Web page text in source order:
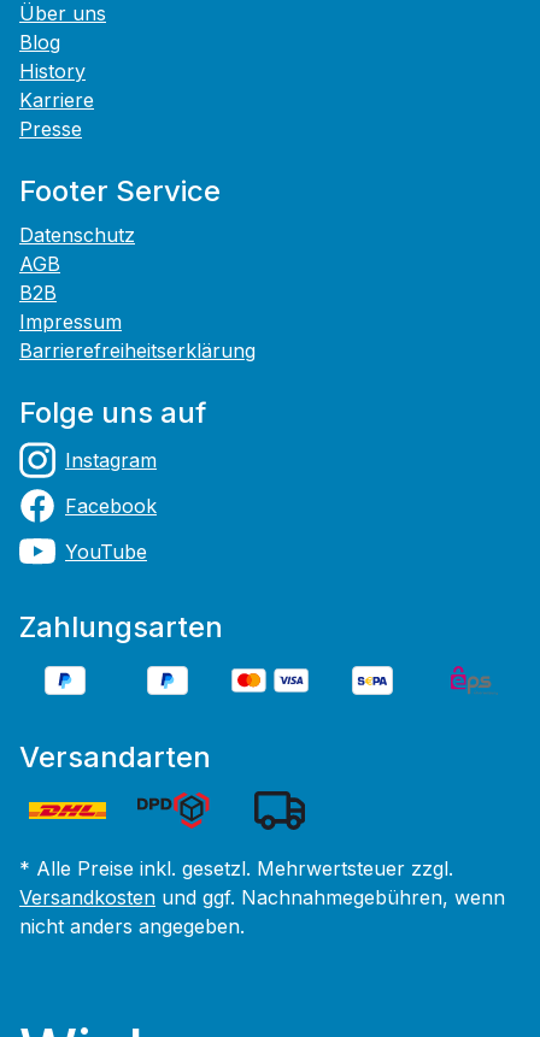
Über uns
Blog
History
Karriere
Presse
Footer Service
Datenschutz
AGB
B2B
Impressum
Barrierefreiheitserklärung
Folge uns auf
Instagram
Facebook
YouTube
Zahlungsarten
Versandarten
* Alle Preise inkl. gesetzl. Mehrwertsteuer zzgl.
Versandkosten und ggf. Nachnahmegebühren, wenn
nicht anders angegeben.